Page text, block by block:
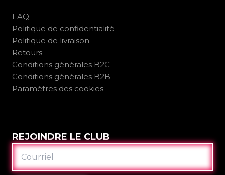
FAQ
Politique de confidentialité
Politique de livraison
Retours
Conditions générales B2C
Conditions générales B2B
Paramètres des cookies
REJOINDRE LE CLUB
COURRIEL